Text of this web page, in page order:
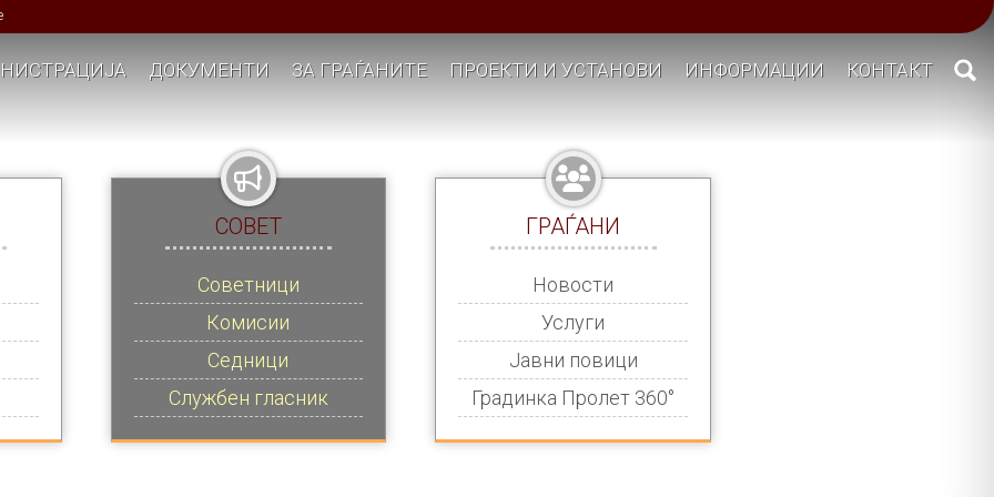
ДОКУМЕНТИ ЗА ГРАЃАНИТЕ ПРОЕКТИ И УСТАНОВИ ИНФОРМАЦИИ КОНТАКТ
СОВЕТ
Советници
Комисии
Седници
Службен гласник
ГРАЃАНИ
Новости
Услуги
Јавни повици
Градинка Пролет 360°